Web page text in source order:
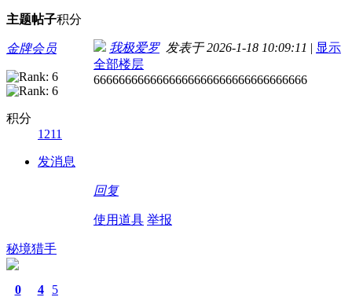
主题帖子积分
金牌会员
积分
1211
发消息
我极爱罗发表于 2026-1-18 10:09:11 | 显示
全部楼层
6666666666666666666666666666666666
回复
使用道具 举报
秘境猎手
0 4 5